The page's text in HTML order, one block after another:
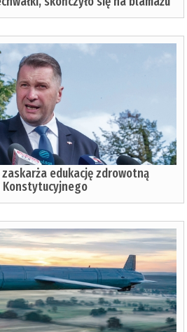
edukację zdrowotną
Konstytucyjnego